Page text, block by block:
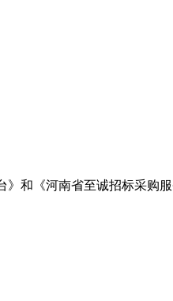
》和《河南省至诚招标采购